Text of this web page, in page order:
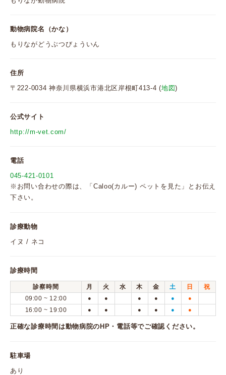
動物病院名（かな）
もりながどうぶつびょういん
住所
〒222-0034 神奈川県横浜市港北区岸根町413-4 (地図)
公式サイト
http://m-vet.com/
電話
045-421-0101
※お問い合わせの際は、「Caloo(カルー) ペットを見た」とお伝え
下さい。
診療動物
イヌ / ネコ
診療時間
診察時間 月 火 水 木 金 土 日
祝
09:00 ~ 12:00
● ● ● ● ● ●
16:00 ~ 19:00 ● ● ● ● ● ●
正確な診療時間は動物病院のHP・電話等でご確認ください。
駐車場
あり